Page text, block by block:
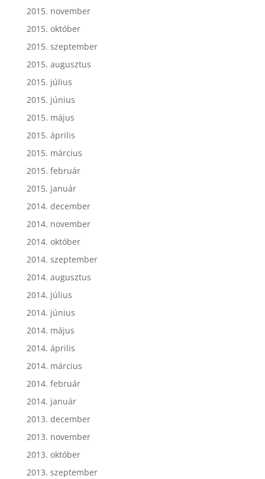
2015. november
2015. október
2015. szeptember
2015. augusztus
2015. július
2015. június
2015. május
2015. április
2015. március
2015. február
2015. január
2014. december
2014. november
2014. október
2014. szeptember
2014. augusztus
2014. július
2014. június
2014. május
2014. április
2014. március
2014. február
2014. január
2013. december
2013. november
2013. október
2013. szeptember